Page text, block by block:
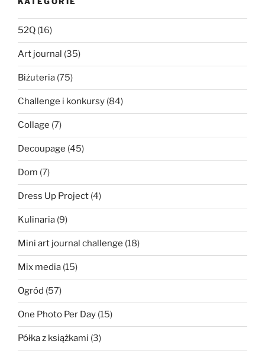
52Q (16)
Art journal (35)
Biżuteria (75)
Challenge i konkursy (84)
Collage (7)
Decoupage (45)
Dom (7)
Dress Up Project (4)
Kulinaria (9)
Mini art journal challenge (18)
Mix media (15)
Ogród (57)
One Photo Per Day (15)
Półka z książkami (3)